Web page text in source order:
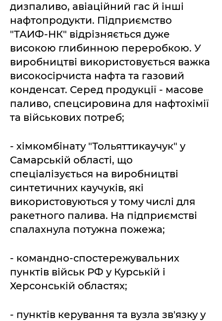
дизпаливо, авіаційний гас й інші
нафтопродукти. Підприємство
"ТАИФ-НК" відрізняється дуже
високою глибинною переробкою. У
виробництві використовується важка
високосірчиста нафта та газовий
конденсат. Серед продукції - масове
паливо, спецсировина для нафтохімії
та військових потреб;
- хімкомбінату "Тольяттикаучук" у
Самарській області, що
спеціалізується на виробництві
синтетичних каучуків, які
використовуються у тому числі для
ракетного палива. На підприємстві
спалахнула потужна пожежа;
- командно-спостережувальних
пунктів військ РФ у Курській і
Херсонській областях;
- пунктів керування та вузла зв'язку у